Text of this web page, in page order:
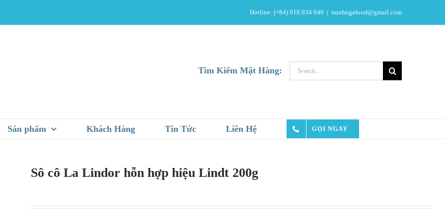
Hotline: (+84) 918 034 640 | minhngafood@gmail.com
Tìm Kiếm Mặt Hàng:
Search
for:
Sản phẩm Khách Hàng Tin Tức Liên Hệ GỌI NGAY
Sô cô La Lindor hỗn hợp hiệu Lindt 200g